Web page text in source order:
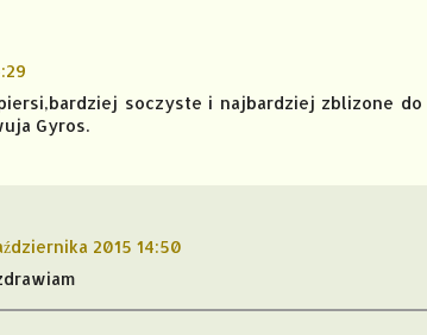
soczyste i najbardziej zblizone
Gyros.
2015 14:50